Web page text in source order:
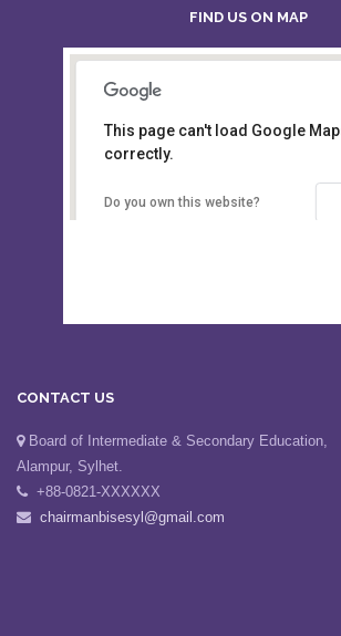
Board of Intermediate &
Sylhet
This page can't load Google Maps
Board of Intermediate & Secondary Education,
Alampur, Sylhet.
+88-0821-XXXXXX